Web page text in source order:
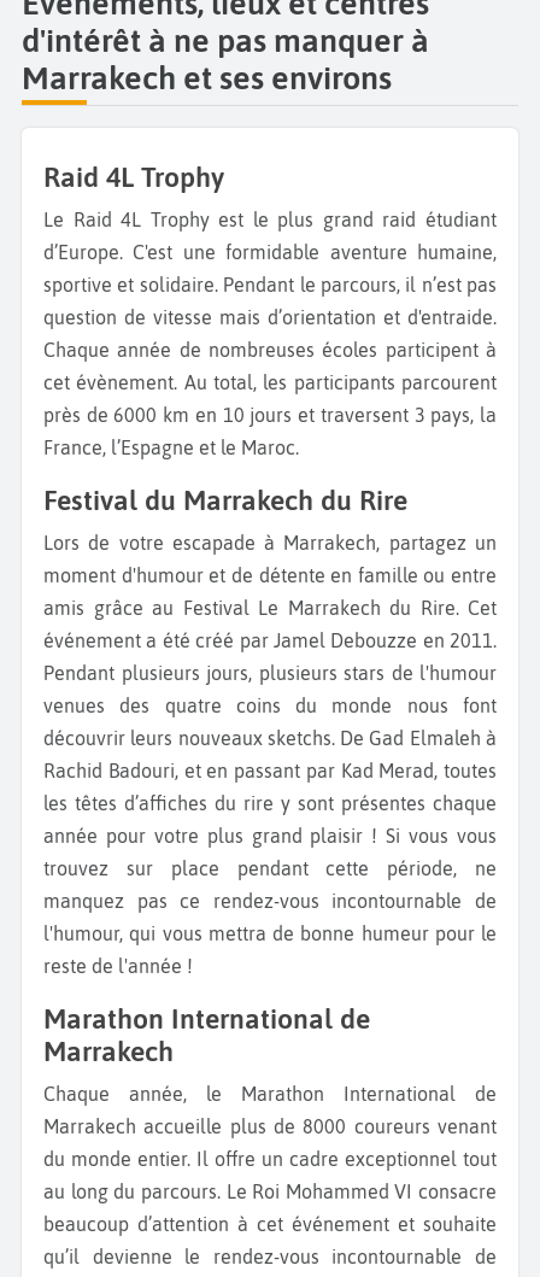
d'intérêt à ne pas manquer à
Marrakech et ses environs
Raid 4L Trophy
Le Raid 4L Trophy est le plus grand raid étudiant
d’Europe. C'est une formidable aventure humaine,
sportive et solidaire. Pendant le parcours, il n’est pas
question de vitesse mais d’orientation et d'entraide.
Chaque année de nombreuses écoles participent à
cet évènement. Au total, les participants parcourent
près de 6000 km en 10 jours et traversent 3 pays, la
France, l’Espagne et le Maroc.
Festival du Marrakech du Rire
Lors de votre escapade à Marrakech, partagez un
moment d'humour et de détente en famille ou entre
amis grâce au Festival Le Marrakech du Rire. Cet
événement a été créé par Jamel Debouzze en 2011.
Pendant plusieurs jours, plusieurs stars de l'humour
venues des quatre coins du monde nous font
découvrir leurs nouveaux sketchs. De Gad Elmaleh à
Rachid Badouri, et en passant par Kad Merad, toutes
les têtes d’affiches du rire y sont présentes chaque
année pour votre plus grand plaisir ! Si vous vous
trouvez sur place pendant cette période, ne
manquez pas ce rendez-vous incontournable de
l'humour, qui vous mettra de bonne humeur pour le
reste de l'année !
Marathon International de
Marrakech
Chaque année, le Marathon International de
Marrakech accueille plus de 8000 coureurs venant
du monde entier. Il offre un cadre exceptionnel tout
au long du parcours. Le Roi Mohammed VI consacre
beaucoup d’attention à cet événement et souhaite
qu’il devienne le rendez-vous incontournable de